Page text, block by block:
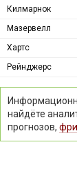
Килмарнок
Мазервелл
Хартс
Рейнджерс
найдёте
прогнозов,